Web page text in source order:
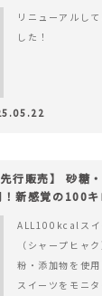
リニューアルし
した！
行販売】 砂糖
新感覚の100
ALL100kcalス
（シャープヒャ
粉・添加物を使
スイーツをモニタ